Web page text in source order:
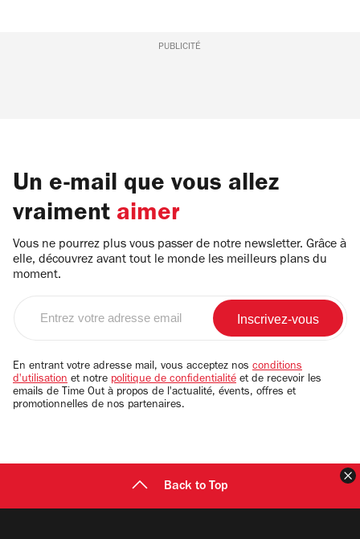
PUBLICITÉ
Un e-mail que vous allez
vraiment aimer
Vous ne pourrez plus vous passer de notre newsletter. Grâce à
elle, découvrez avant tout le monde les meilleurs plans du
moment.
email
En entrant votre adresse mail, vous acceptez nos conditions
d'utilisation et notre politique de confidentialité et de recevoir les
emails de Time Out à propos de l'actualité, évents, offres et
promotionnelles de nos partenaires.
Back to Top